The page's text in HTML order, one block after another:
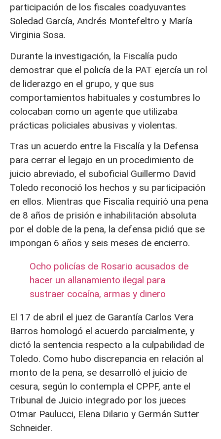
participación de los fiscales coadyuvantes
Soledad García, Andrés Montefeltro y María
Virginia Sosa.
Durante la investigación, la Fiscalía pudo
demostrar que el policía de la PAT ejercía un rol
de liderazgo en el grupo, y que sus
comportamientos habituales y costumbres lo
colocaban como un agente que utilizaba
prácticas policiales abusivas y violentas.
Tras un acuerdo entre la Fiscalía y la Defensa
para cerrar el legajo en un procedimiento de
juicio abreviado, el suboficial Guillermo David
Toledo reconoció los hechos y su participación
en ellos. Mientras que Fiscalía requirió una pena
de 8 años de prisión e inhabilitación absoluta
por el doble de la pena, la defensa pidió que se
impongan 6 años y seis meses de encierro.
Ocho policías de Rosario acusados de
hacer un allanamiento ilegal para
sustraer cocaína, armas y dinero
El 17 de abril el juez de Garantía Carlos Vera
Barros homologó el acuerdo parcialmente, y
dictó la sentencia respecto a la culpabilidad de
Toledo. Como hubo discrepancia en relación al
monto de la pena, se desarrolló el juicio de
cesura, según lo contempla el CPPF, ante el
Tribunal de Juicio integrado por los jueces
Otmar Paulucci, Elena Dilario y Germán Sutter
Schneider.